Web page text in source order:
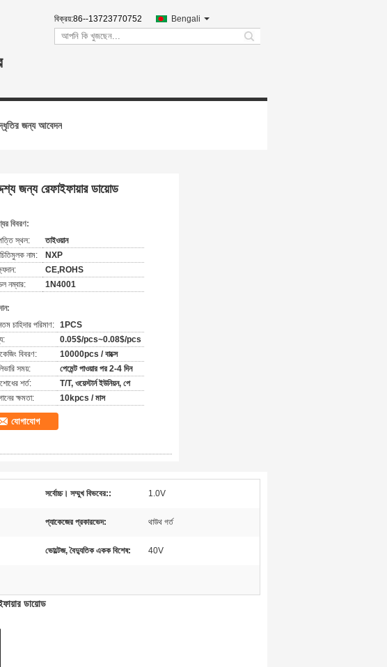
বিক্রয়:86--13723770752 Bengali
search
জন্য আবেদন
জন্য রেফাইফায়ার ডায়োড
বিবরণ:
স্থল:
তাইওয়ান
নাম:
NXP
CE,ROHS
নম্বার:
1N4001
চাহিদার পরিমাণ: 1PCS
0.05$/pcs~0.08$/pcs
বিবরণ:
10000pcs / বাক্সে
সময়:
পেমেন্ট পাওয়ার পর 2-4 দিন
শর্ত:
T/T, ওয়েস্টার্ন ইউনিয়ন, পে
ক্ষমতা:
10kpcs / মাস
যোগাযোগ
সর্বোচ্চ। সম্মুখ বিভবের:: 1.0V
প্যাকেজের প্রকারভেদ: থাউথ গর্ত
ভোল্টেজ, বৈদ্যুতিক একক বিশেষ: 40V
ডায়োড